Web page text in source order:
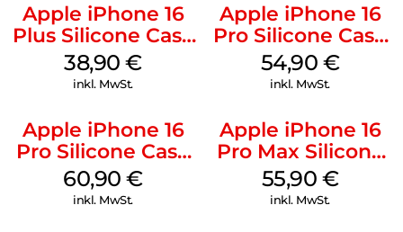
Apple iPhone 16
Plus Silicone Case
MagSafe Denim
38,90€
inkl. MwSt.
Apple iPhone 16
Pro Silicone Case
MagSafe Black
54,90 €
inkl. MwSt.
Apple iPhone 16
Pro Silicone Case
MagSafe Stone
Gray
60,90€
inkl. MwSt.
Apple iPhone 16
Pro Max Silicone
Case MagSafe
Stone Gray
55,90 €
inkl. MwSt.